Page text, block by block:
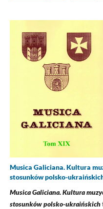
Musica Galiciana. Kultura
stosunków polsko-
Musica Galiciana. Kultura
stosunków polsko-ukraińskich